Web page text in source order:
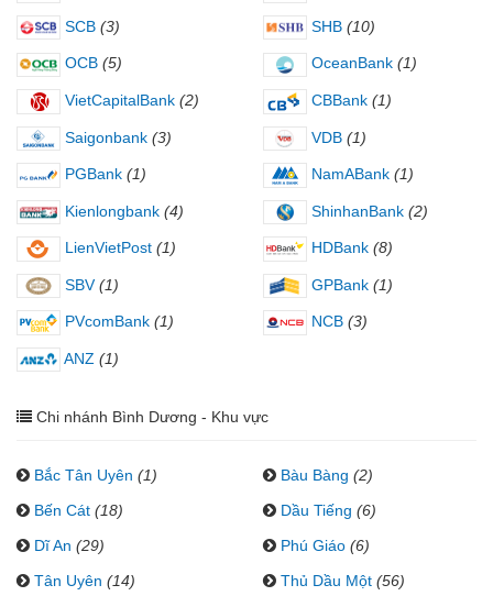
SCB (3) SHB (10)
OCB (5) OceanBank (1)
VietCapitalBank (2) CBBank (1)
Saigonbank (3) VDB (1)
PGBank (1) NamABank (1)
Kienlongbank (4) ShinhanBank (2)
LienVietPost (1) HDBank (8)
SBV (1) GPBank (1)
PVcomBank (1) NCB (3)
ANZ (1)
Chi nhánh Bình Dương - Khu vực
Bắc Tân Uyên (1) Bàu Bàng (2)
Bến Cát (18) Dầu Tiếng (6)
Dĩ An (29) Phú Giáo (6)
Tân Uyên (14) Thủ Dầu Một (56)